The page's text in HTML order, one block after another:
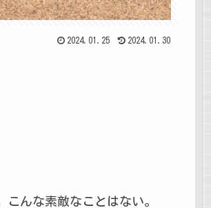
2024.01.25 2024.01.30
んな素敵なことはない。